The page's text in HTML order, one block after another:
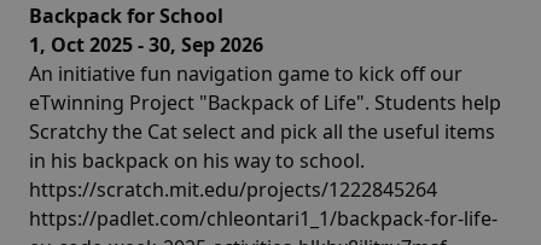
Backpack for School
1, Oct 2025 - 30, Sep 2026
An initiative fun navigation game to kick off our
eTwinning Project "Backpack of Life". Students help
Scratchy the Cat select and pick all the useful items
in his backpack on his way to school.
https://scratch.mit.edu/projects/1222845264
https://padlet.com/chleontari1_1/backpack-for-life-